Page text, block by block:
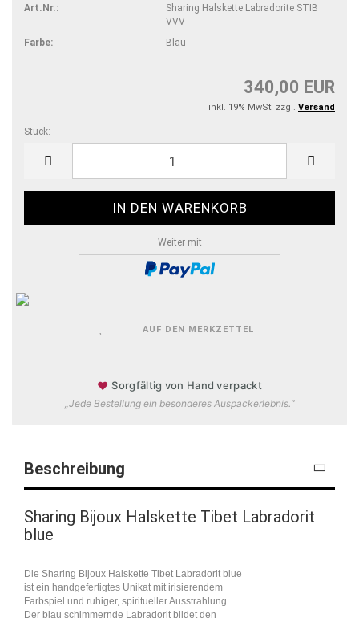
Art.Nr.:
Sharing Halskette Labradorite STIB
VVV
Farbe:
Blau
340,00 EUR
inkl. 19% MwSt. zzgl. Versand
Stück:
Weiter mit
AUF DEN MERKZETTEL
♥ Sorgfältig von Hand verpackt
„Jede Bestellung ein besonderes Auspackerlebnis.“
Beschreibung
Sharing Bijoux Halskette Tibet Labradorit
blue
Die Sharing Bijoux Halskette Tibet Labradorit blue
ist ein handgefertigtes Unikat mit irisierendem
Farbspiel und ruhiger, spiritueller Ausstrahlung.
Der blau schimmernde Labradorit bildet den